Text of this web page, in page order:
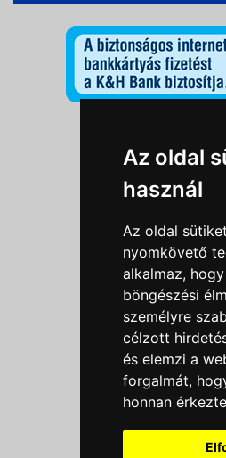
Az oldal
használ
Az oldal
nyomkövető
alkalmaz,
böngészési
személyre
célzott
és elemzi a
forgalmát,
honnan
Általános
Nyereményjáték
Outlet nap
Süti
Menü
Szakmai tippek /
Letölthető